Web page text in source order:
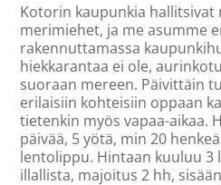
Kotorin kaupunkia
merimiehet, ja me asumme
rakennuttamassa
hiekkarantaa ei ole,
suoraan mereen. Päivittäin
erilaisiin kohteisiin oppaan
tietenkin myös vapaa-aikaa.
päivää, 5 yötä, min 20
lentolippu. Hintaan kuuluu 3
illallista, majoitus 2 hh,